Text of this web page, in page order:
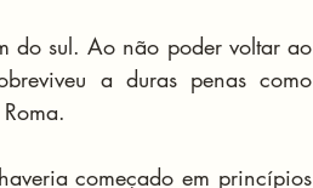
do sul. Ao não poder voltar ao
a duras penas como
começado em princípios